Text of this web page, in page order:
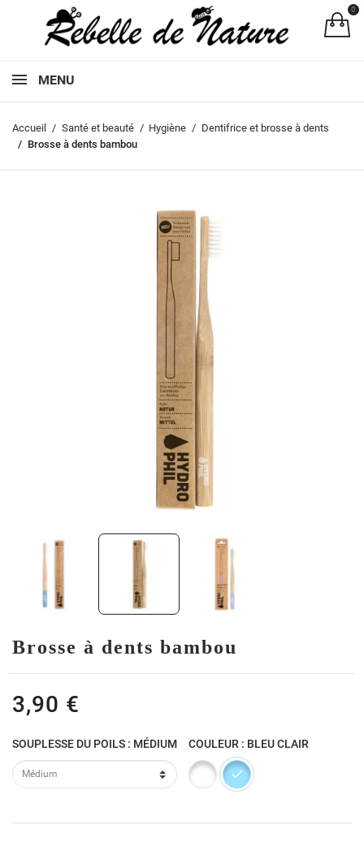
0
MENU
Accueil Santé et beauté Hygiène
Dentifrice et brosse à dents
Brosse à dents bambou
Brosse à dents bambou
3,90 €
SOUPLESSE DU POILS : MÉDIUM
COULEUR : BLEU CLAIR
Blanc Bleu clair